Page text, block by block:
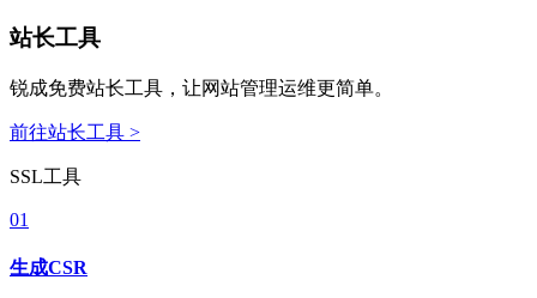
站长工具
锐成免费站长工具，让网站管理运维更简单。
前往站长工具 >
SSL工具
01
生成CSR